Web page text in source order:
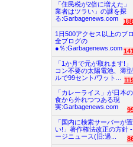
「住民税が2倍に増えた」
業者はツラい」の謎を探
る:Garbagenews.com
1日500アクセス以上のブ
全ブログの
●％:Garbagenews.com
「1か月で元が取れます!」
コン不要の太陽電池、薄
ルで99セント/ワット...
「カレーライス」が日本
食から外れつつある現
実:Garbagenews.com
「国内に検索サーバーが
い!」著作権法改正の方針
ージニュース(旧:過...